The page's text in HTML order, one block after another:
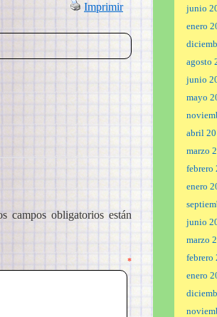
Imprimir
campos obligatorios están
*
junio
enero
agosto
junio
mayo
abril
marzo
febrero
enero
junio
marzo
febrero
enero